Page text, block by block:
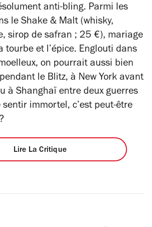
anti-bling. Parmi les
le Shake & Malt (whisky,
sirop de safran ; 25 €), mariage
tourbe et l’épice. Englouti dans
on pourrait aussi bien
le Blitz, à New York avant
à Shanghaï entre deux guerres
sentir immortel, c’est peut-être
Lire La Critique